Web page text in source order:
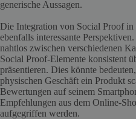
generische Aussagen.
Die Integration von Social Proof
ebenfalls interessante
nahtlos zwischen verschiedenen
Social Proof-Elemente konsistent
präsentieren. Dies könnte
physischen Geschäft ein Produkt
Bewertungen auf seinem
Empfehlungen aus dem Online-
aufgegriffen werden.